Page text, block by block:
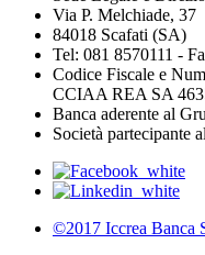
Via P. Melchiade, 37
84018 Scafati (SA)
Tel: 081 8570111 -
Codice Fiscale e
CCIAA REA SA
Banca aderente al
Società partecipante
©2017 Iccrea Banca